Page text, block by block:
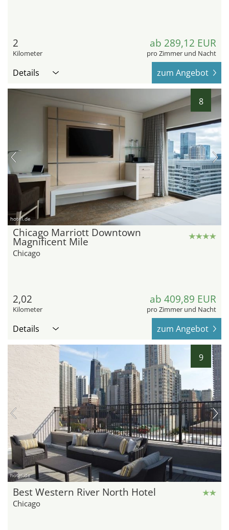
2
Kilometer
ab 289,12 EUR
pro Zimmer und Nacht
Details zum Angebot
8
hotel.de
Chicago Marriott Downtown
Magnificent Mile
Chicago
2,02
Kilometer
ab 409,89 EUR
pro Zimmer und Nacht
Details zum Angebot
9
hotel.de
Best Western River North Hotel
Chicago